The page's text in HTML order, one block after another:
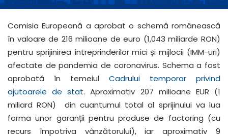
Comisia Europeană a aprobat o schemă românească
în valoare de 216 milioane de euro (1,043 miliarde RON)
pentru sprijinirea întreprinderilor mici și mijlocii (IMM-uri)
afectate de pandemia de coronavirus. Schema a fost
aprobată în temeiul Cadrului temporar privind
ajutoarele de stat. Aproximativ 207 milioane EUR (1
miliard RON) din cuantumul total al sprijinului va lua
forma unor garanții pentru produse de factoring (cu
recurs împotriva vânzătorului), iar aproximativ 9